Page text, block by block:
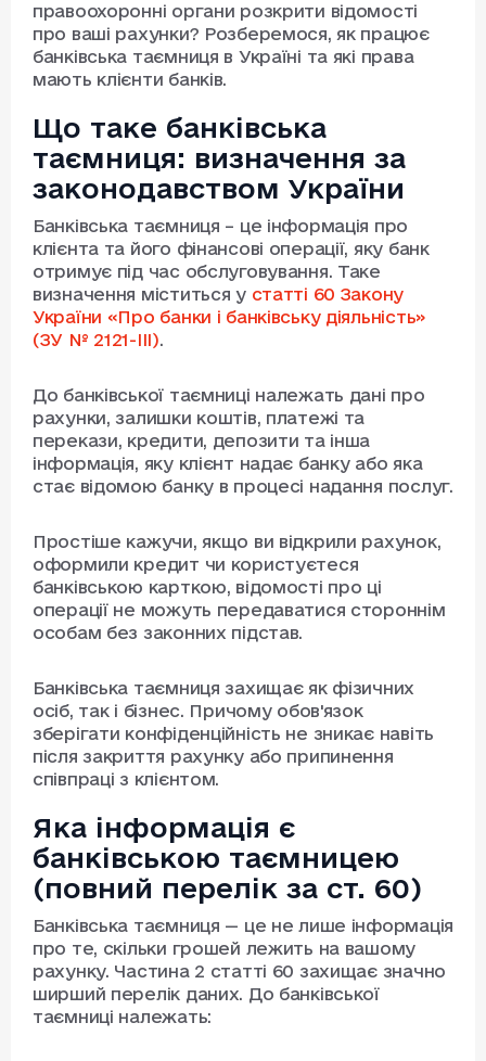
правоохоронні органи розкрити відомості
про ваші рахунки? Розберемося, як працює
банківська таємниця в Україні та які права
мають клієнти банків.
Що таке банківська
таємниця: визначення за
законодавством України
Банківська таємниця – це інформація про
клієнта та його фінансові операції, яку банк
отримує під час обслуговування. Таке
визначення міститься у статті 60 Закону
України «Про банки і банківську діяльність»
(ЗУ № 2121-III).
До банківської таємниці належать дані про
рахунки, залишки коштів, платежі та
перекази, кредити, депозити та інша
інформація, яку клієнт надає банку або яка
стає відомою банку в процесі надання послуг.
Простіше кажучи, якщо ви відкрили рахунок,
оформили кредит чи користуєтеся
банківською карткою, відомості про ці
операції не можуть передаватися стороннім
особам без законних підстав.
Банківська таємниця захищає як фізичних
осіб, так і бізнес. Причому обов'язок
зберігати конфіденційність не зникає навіть
після закриття рахунку або припинення
співпраці з клієнтом.
Яка інформація є
банківською таємницею
(повний перелік за ст. 60)
Банківська таємниця — це не лише інформація
про те, скільки грошей лежить на вашому
рахунку. Частина 2 статті 60 захищає значно
ширший перелік даних. До банківської
таємниці належать: